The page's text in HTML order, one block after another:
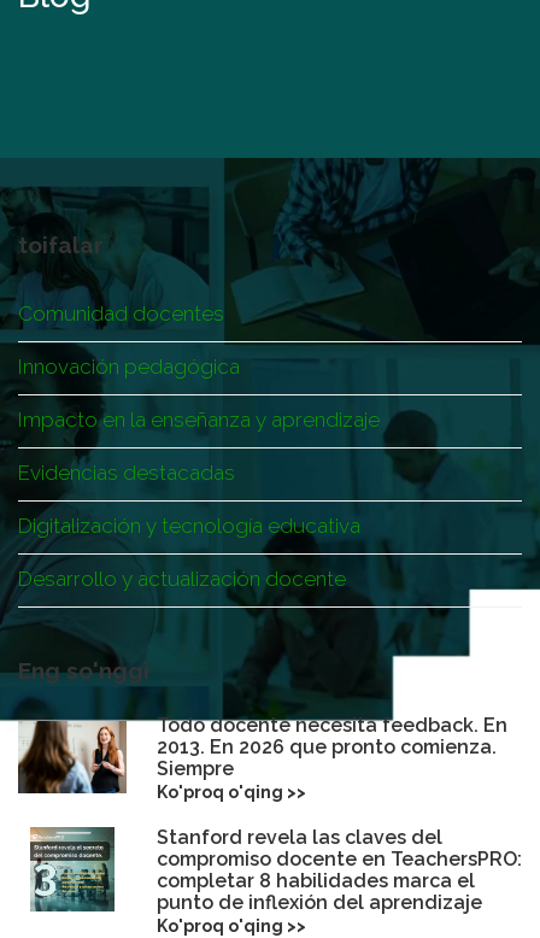
toifalar
Comunidad docentes
Innovación pedagógica
Impacto en la enseñanza y aprendizaje
Evidencias destacadas
Digitalización y tecnología educativa
Desarrollo y actualización docente
Eng so'nggi
Todo docente necesita feedback. En
2013. En 2026 que pronto comienza.
Siempre
Ko'proq o'qing >>
Stanford revela las claves del
compromiso docente en TeachersPRO:
completar 8 habilidades marca el
punto de inflexión del aprendizaje
Ko'proq o'qing >>